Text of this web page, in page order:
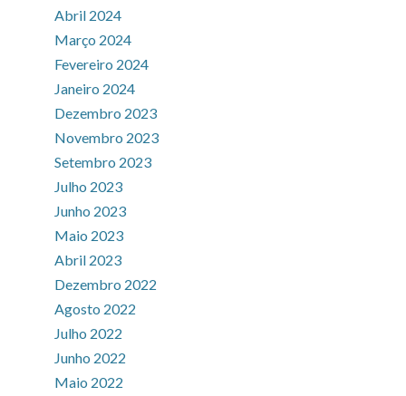
Abril 2024
Março 2024
Fevereiro 2024
Janeiro 2024
Dezembro 2023
Novembro 2023
Setembro 2023
Julho 2023
Junho 2023
Maio 2023
Abril 2023
Dezembro 2022
Agosto 2022
Julho 2022
Junho 2022
Maio 2022